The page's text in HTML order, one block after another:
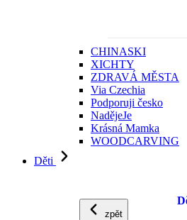
CHINASKI
XICHTY
ZDRAVÁ MĚSTA
Via Czechia
Podporuji česko
NadějeJe
Krásná Mamka
WOODCARVING
Děti
zpět